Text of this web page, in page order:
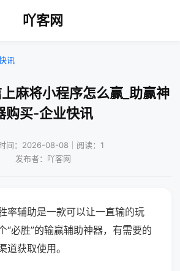
吖客网
讯
麻将小程序怎么赢_助赢神
购买-企业快讯
间：2026-08-08｜阅读：1
发布者：吖客网
率辅助是一款可以让一直输的玩
“必胜”的输赢辅助神器，有需要的
道获取使用。